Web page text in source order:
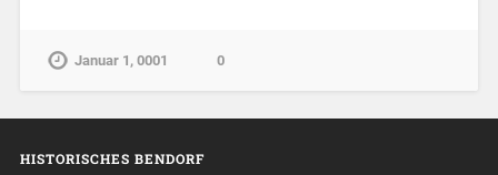
Januar 1, 0001 0
HISTORISCHES BENDORF